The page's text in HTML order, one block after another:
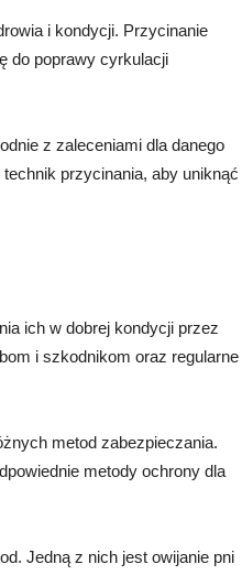
i kondycji. Przycinanie
do poprawy cyrkulacji
z zaleceniami dla danego
przycinania, aby uniknąć
ich w dobrej kondycji przez
i szkodnikom oraz regularne
metod zabezpieczania.
metody ochrony dla
Jedną z nich jest owijanie pni